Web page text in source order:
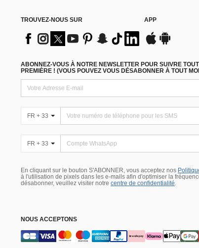
TROUVEZ-NOUS SUR APP
ABONNEZ-VOUS À NOTRE NEWSLETTER POUR SUIVRE
PREMIÈRE ! (VOUS POUVEZ VOUS DÉSABONNER À TOUT
FR + 33
FR + 33
En cliquant sur le bouton S'ABONNER, vous acceptez nos
à l'utilisation de pixels dans les e-mails afin d'optimiser la
désabonner, veuillez visiter notre centre de confidentialité.
NOUS ACCEPTONS